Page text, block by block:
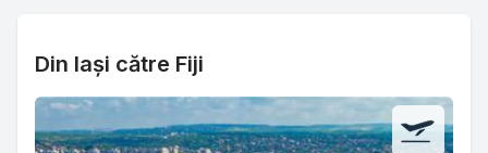
Din Iași către Fiji